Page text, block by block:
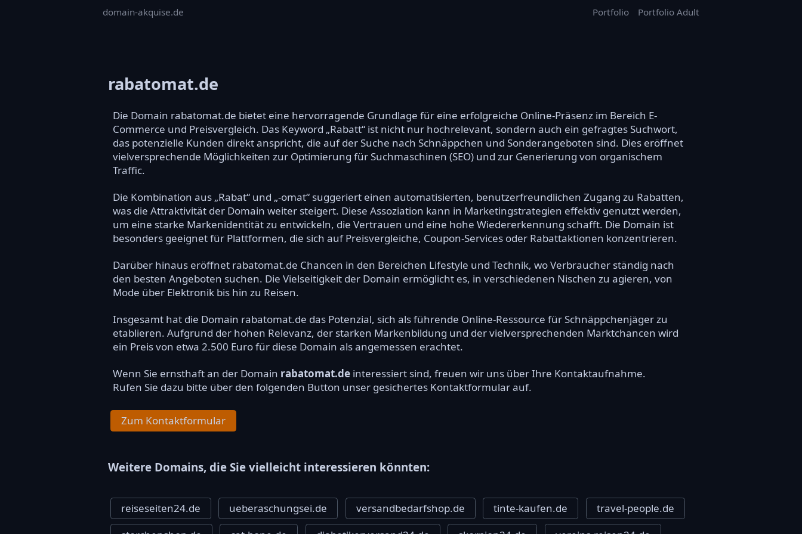
domain-akquise.de Portfolio Portfolio Adult
rabatomat.de
Die Domain rabatomat.de bietet eine hervorragende Grundlage für eine erfolgreiche Online-Präsenz im Bereich E-
Commerce und Preisvergleich. Das Keyword „Rabatt“ ist nicht nur hochrelevant, sondern auch ein gefragtes Suchwort,
das potenzielle Kunden direkt anspricht, die auf der Suche nach Schnäppchen und Sonderangeboten sind. Dies eröffnet
vielversprechende Möglichkeiten zur Optimierung für Suchmaschinen (SEO) und zur Generierung von organischem
Traffic.
Die Kombination aus „Rabat“ und „-omat“ suggeriert einen automatisierten, benutzerfreundlichen Zugang zu Rabatten,
was die Attraktivität der Domain weiter steigert. Diese Assoziation kann in Marketingstrategien effektiv genutzt werden,
um eine starke Markenidentität zu entwickeln, die Vertrauen und eine hohe Wiedererkennung schafft. Die Domain ist
besonders geeignet für Plattformen, die sich auf Preisvergleiche, Coupon-Services oder Rabattaktionen konzentrieren.
Darüber hinaus eröffnet rabatomat.de Chancen in den Bereichen Lifestyle und Technik, wo Verbraucher ständig nach
den besten Angeboten suchen. Die Vielseitigkeit der Domain ermöglicht es, in verschiedenen Nischen zu agieren, von
Mode über Elektronik bis hin zu Reisen.
Insgesamt hat die Domain rabatomat.de das Potenzial, sich als führende Online-Ressource für Schnäppchenjäger zu
etablieren. Aufgrund der hohen Relevanz, der starken Markenbildung und der vielversprechenden Marktchancen wird
ein Preis von etwa 2.500 Euro für diese Domain als angemessen erachtet.
Wenn Sie ernsthaft an der Domain rabatomat.de interessiert sind, freuen wir uns über Ihre Kontaktaufnahme.
Rufen Sie dazu bitte über den folgenden Button unser gesichertes Kontaktformular auf.
Zum Kontaktformular
Weitere Domains, die Sie vielleicht interessieren könnten:
reiseseiten24.de ueberaschungsei.de versandbedarfshop.de tinte-kaufen.de
travel-people.de